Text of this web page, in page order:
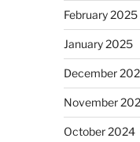
February 2025
January 2025
December
November
October 2024